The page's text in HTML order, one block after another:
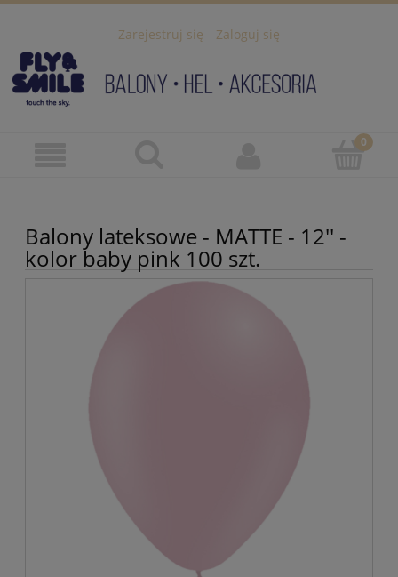
Zarejestruj się Zaloguj się
Balony lateksowe - MATTE - 12'' -
kolor baby pink 100 szt.